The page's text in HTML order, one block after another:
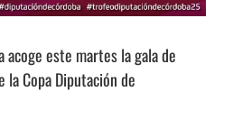
acoge este martes la gala de
Copa Diputación de